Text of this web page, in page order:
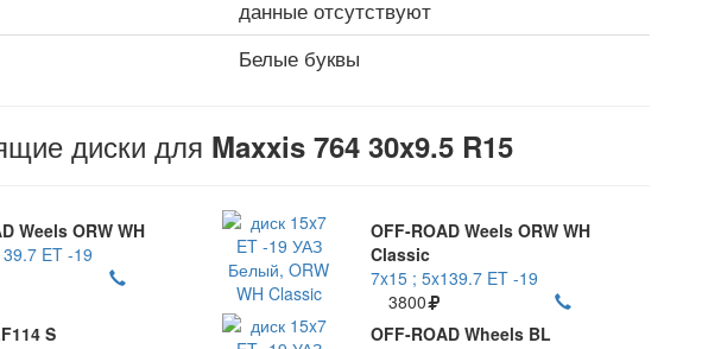
данные отсутствуют
Белые буквы
диски для Maxxis 764 30x9.5 R15
Weels ORW WH
ET -19
OFF-ROAD Weels ORW WH
Classic
7x15 ; 5x139.7 ET -19
3800
S
OFF-ROAD Wheels BL